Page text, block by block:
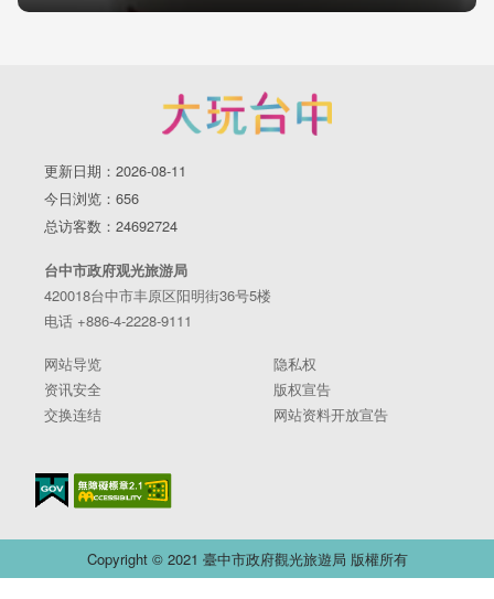
更新日期：2026-08-11
今日浏览：656
总访客数：24692724
台中市政府观光旅游局
420018台中市丰原区阳明街36号5楼
电话 +886-4-2228-9111
网站导览
隐私权
资讯安全
版权宣告
交换连结
网站资料开放宣告
Copyright © 2021 臺中市政府觀光旅遊局 版權所有